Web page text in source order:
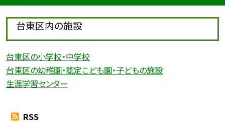
台東区内の施設
台東区の小学校・中学校
台東区の幼稚園・認定こども園・子どもの施設
生涯学習センター
RSS